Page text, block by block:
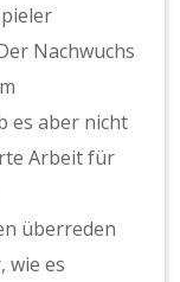
Nachwuchs
es aber nicht
Arbeit für
überreden
wie es